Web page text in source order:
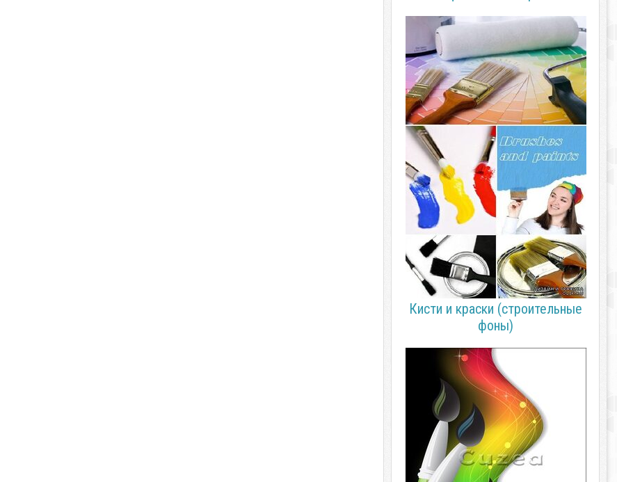
Кисти и краски (строительные
фоны)